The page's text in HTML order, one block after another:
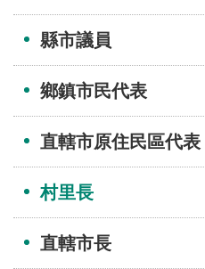
縣市議員
鄉鎮市民代表
直轄市原住民區代表
村里長
直轄市長